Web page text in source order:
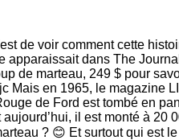
de voir comment cette
dans The
de marteau, 249 $ pour
Mais en 1965, le
de Ford est tombé en
il est monté à
? 😊 Et surtout qui est